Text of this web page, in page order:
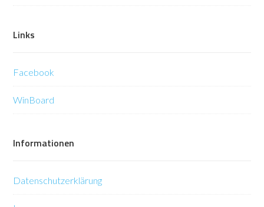
Links
Facebook
WinBoard
Informationen
Datenschutzerklärung